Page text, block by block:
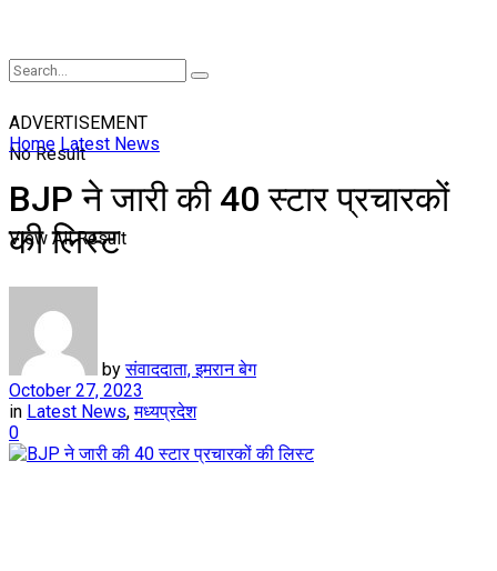
No Result
View All Result
ADVERTISEMENT
Home Latest News
BJP ने जारी की 40 स्टार प्रचारकों
की लिस्ट
by संवाददाता, इमरान बेग
October 27, 2023
in Latest News,मध्यप्रदेश
0